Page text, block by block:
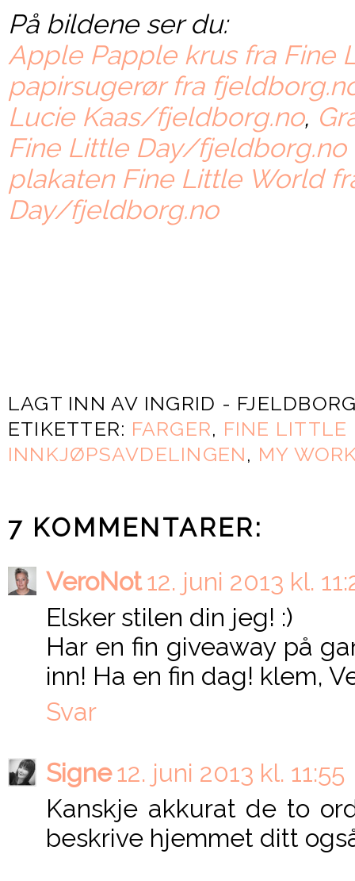
På bildene ser du:
Apple Papple krus fra Fine
papirsugerør fra
Lucie Kaas/fjeldborg.no,
Fine Little Day/fjeldborg.no
plakaten Fine Little World
Day/fjeldborg.no
LAGT INN AV INGRID -
ETIKETTER: FARGER, FINE LITTLE
INNKJØPSAVDELINGEN, MY
7 KOMMENTARER:
VeroNot12. juni 2013 kl.
Elsker stilen din jeg! :)
Har en fin giveaway på
inn! Ha en fin dag! klem,
Svar
Signe12. juni 2013 kl. 11:55
Kanskje akkurat de to
beskrive hjemmet ditt